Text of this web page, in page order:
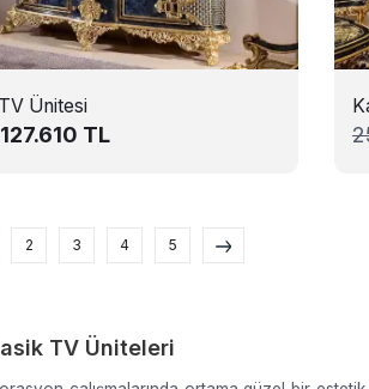
Ünitesi
127.610 TL
2 3 4 5
TV Üniteleri